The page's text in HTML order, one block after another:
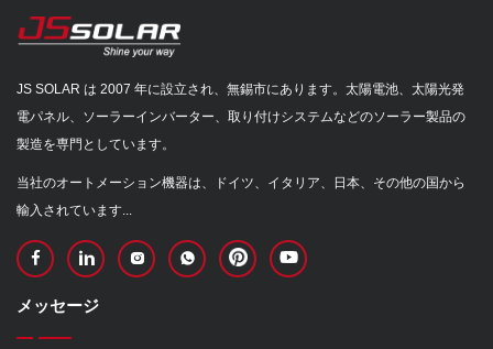
JS SOLAR は 2007 年に設立され、無錫市にあります。太陽電池、太陽光発
電パネル、ソーラーインバーター、取り付けシステムなどのソーラー製品の
製造を専門としています。
当社のオートメーション機器は、ドイツ、イタリア、日本、その他の国から
輸入されています...
メッセージ